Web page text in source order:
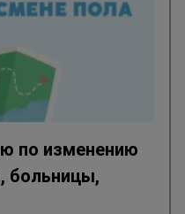
по изменению
больницы,